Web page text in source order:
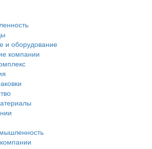
и оборудование
компании